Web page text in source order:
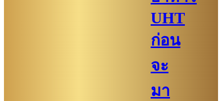
UHT
ก่อน
จะ
มา